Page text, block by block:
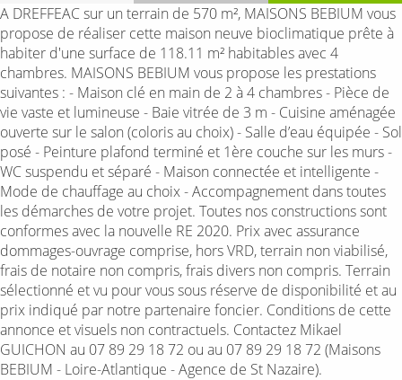
A DREFFEAC sur un terrain de 570 m², MAISONS BEBIUM vous
propose de réaliser cette maison neuve bioclimatique prête à
habiter d'une surface de 118.11 m² habitables avec 4
chambres. MAISONS BEBIUM vous propose les prestations
suivantes : - Maison clé en main de 2 à 4 chambres - Pièce de
vie vaste et lumineuse - Baie vitrée de 3 m - Cuisine aménagée
ouverte sur le salon (coloris au choix) - Salle d’eau équipée - Sol
posé - Peinture plafond terminé et 1ère couche sur les murs -
WC suspendu et séparé - Maison connectée et intelligente -
Mode de chauffage au choix - Accompagnement dans toutes
les démarches de votre projet. Toutes nos constructions sont
conformes avec la nouvelle RE 2020. Prix avec assurance
dommages-ouvrage comprise, hors VRD, terrain non viabilisé,
frais de notaire non compris, frais divers non compris. Terrain
sélectionné et vu pour vous sous réserve de disponibilité et au
prix indiqué par notre partenaire foncier. Conditions de cette
annonce et visuels non contractuels. Contactez Mikael
GUICHON au 07 89 29 18 72 ou au 07 89 29 18 72 (Maisons
BEBIUM - Loire-Atlantique - Agence de St Nazaire).